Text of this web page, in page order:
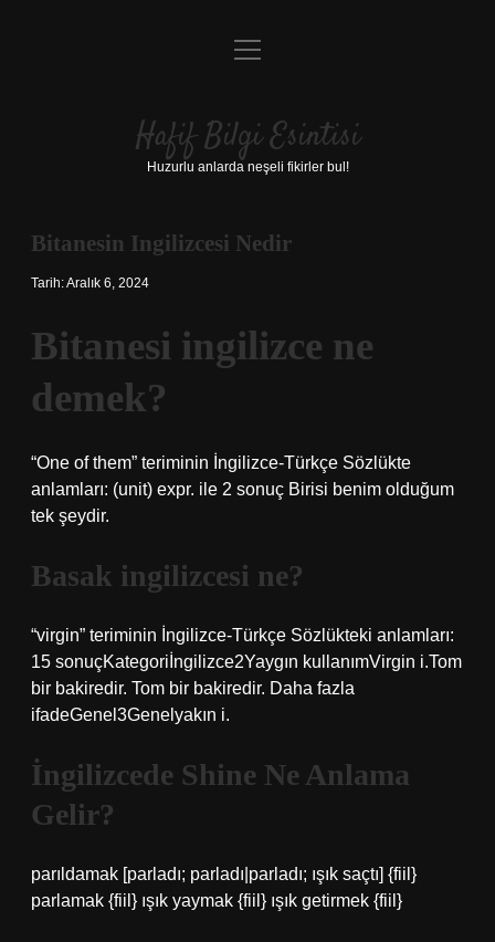
Anasayfa
Yasal Uyarı
menüyü
Hafif Bilgi Esintisi
Huzurlu anlarda neşeli fikirler bul!
Bitanesin Ingilizcesi Nedir
Tarih: Aralık 6, 2024
Bitanesi ingilizce ne
demek?
“One of them” teriminin İngilizce-Türkçe Sözlükte
anlamları: (unit) expr. ile 2 sonuç Birisi benim olduğum
tek şeydir.
Basak ingilizcesi ne?
“virgin” teriminin İngilizce-Türkçe Sözlükteki anlamları:
15 sonuçKategoriİngilizce2Yaygın kullanımVirgin i.Tom
bir bakiredir. Tom bir bakiredir. Daha fazla
ifadeGenel3Genelyakın i.
İngilizcede Shine Ne Anlama
Gelir?
parıldamak [parladı; parladı|parladı; ışık saçtı] {fiil}
parlamak {fiil} ışık yaymak {fiil} ışık getirmek {fiil}